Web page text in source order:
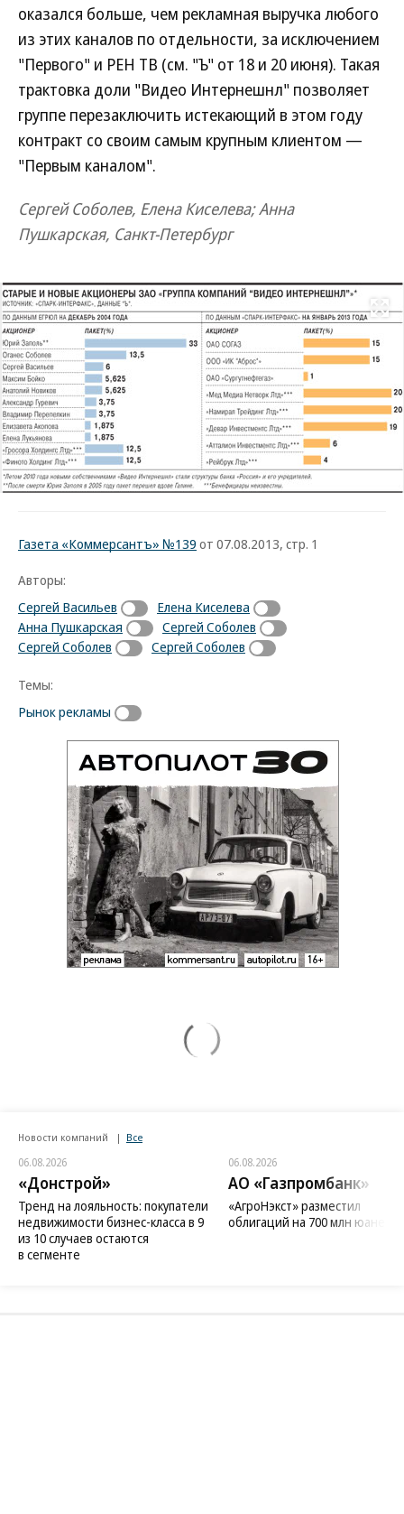
оказался больше, чем рекламная выручка любого
из этих каналов по отдельности, за исключением
"Первого" и РЕН ТВ (см. "Ъ" от 18 и 20 июня). Такая
трактовка доли "Видео Интернешнл" позволяет
группе перезаключить истекающий в этом году
контракт со своим самым крупным клиентом —
"Первым каналом".
Сергей Соболев, Елена Киселева; Анна
Пушкарская, Санкт-Петербург
Развернуть
Газета «Коммерсантъ» №139 от 07.08.2013, стр. 1
Авторы:
Сергей Васильев
Елена Киселева
Анна Пушкарская
Сергей Соболев
Сергей Соболев
Сергей Соболев
Темы:
Рынок рекламы
Новости компаний Все
06.08.2026
«Донстрой»
Тренд на лояльность: покупатели
недвижимости бизнес-класса в 9
из 10 случаев остаются
в сегменте
06.08.2026
АО «Газпромбанк»
«АгроНэкст» разместил
облигаций на 700 млн юаней